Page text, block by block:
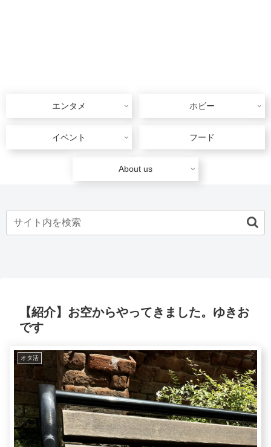
エンタメ ホビー
イベント フード
About us
【紹介】お空からやってきました。ゆきお
です
オタ活